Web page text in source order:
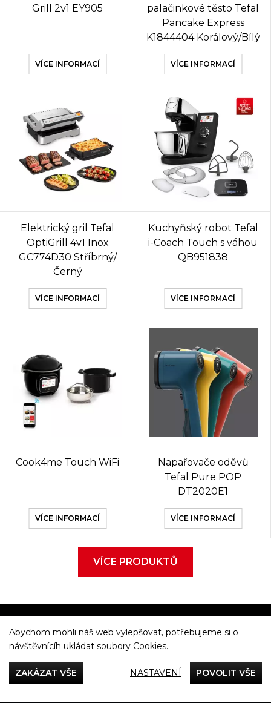
Grill 2v1 EY905
VÍCE INFORMACÍ
palačinkové těsto Tefal
Pancake Express
K1844404 Korálový/Bílý
VÍCE INFORMACÍ
Elektrický gril Tefal
OptiGrill 4v1 Inox
GC774D30 Stříbrný/
Černý
VÍCE INFORMACÍ
Kuchyňský robot Tefal
i-Coach Touch s váhou
QB951838
VÍCE INFORMACÍ
Cook4me Touch WiFi
VÍCE INFORMACÍ
Napařovače oděvů
Tefal Pure POP
DT2020E1
VÍCE INFORMACÍ
VÍCE PRODUKTŮ
Večeříme společně
Abychom mohli náš web vylepšovat, potřebujeme si o
návštěvnícíh ukládat soubory Cookies.
ZAKÁZAT VŠE NASTAVENÍ POVOLIT VŠE